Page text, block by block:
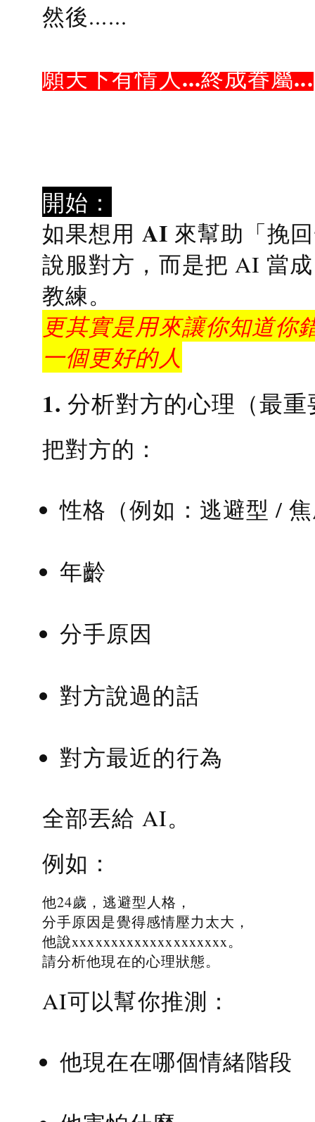
然後......
願天下有情人...終成眷屬...
開始：
如果想用 AI 來幫助「挽
說服對方，而是把 AI 當
教練。
更其實是用來讓你知道你
一個更好的人
1. 分析對方的心理（最
把對方的：
性格（例如：逃避型 /
年齡
分手原因
對方說過的話
對方最近的行為
全部丟給 AI。
例如：
他24歲，逃避型人格，
分手原因是覺得感情壓力太大，
他說xxxxxxxxxxxxxxxxxxxx。
請分析他現在的心理狀態。
AI可以幫你推測：
他現在在哪個情緒階段